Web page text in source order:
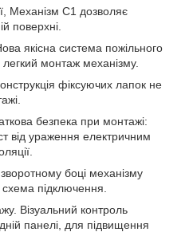
Механізм С1 дозволяє
поверхні.
якісна система пожільного
легкий монтаж механізму.
фіксуючих лапок не
безпека при монтажі:
від ураження електричним
боці механізму
схема підключення.
Візуальний контроль
панелі, для підвищення